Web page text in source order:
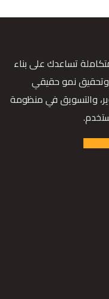
تساعدك على بناء
وتحقيق نمو حقيقي
والتسويق في منظومة